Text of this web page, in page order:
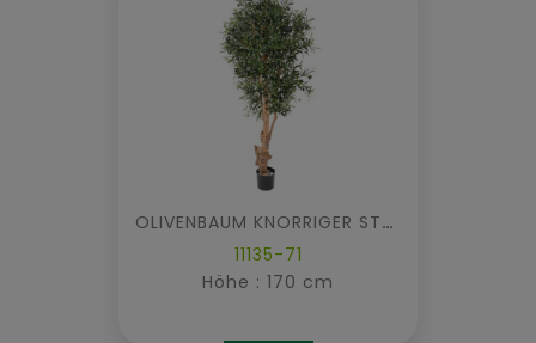
OLIVENBAUM KNORRIGER STAMM
11135-71
Höhe : 170 cm